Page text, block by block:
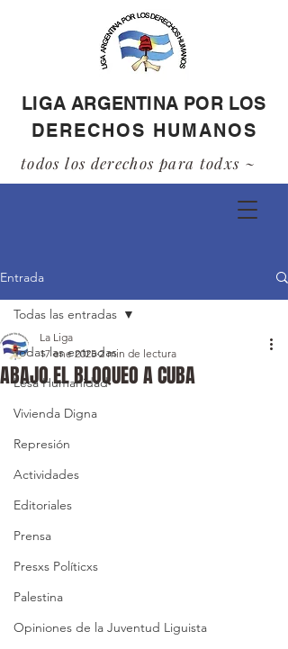
LIGA ARGENTINA POR LOS
DERECHOS HUMANOS
todos los derechos para todxs ~
Entrada
Todas las entradas
Lesa Humanidad
Vivienda Digna
Represión
Actividades
Editoriales
Prensa
Presxs Políticxs
Palestina
Opiniones de la Juventud Liguista
Todas las entradas
ABAJO EL BLOQUEO A CUBA
La Liga
17 ene 2025 2 min de lectura